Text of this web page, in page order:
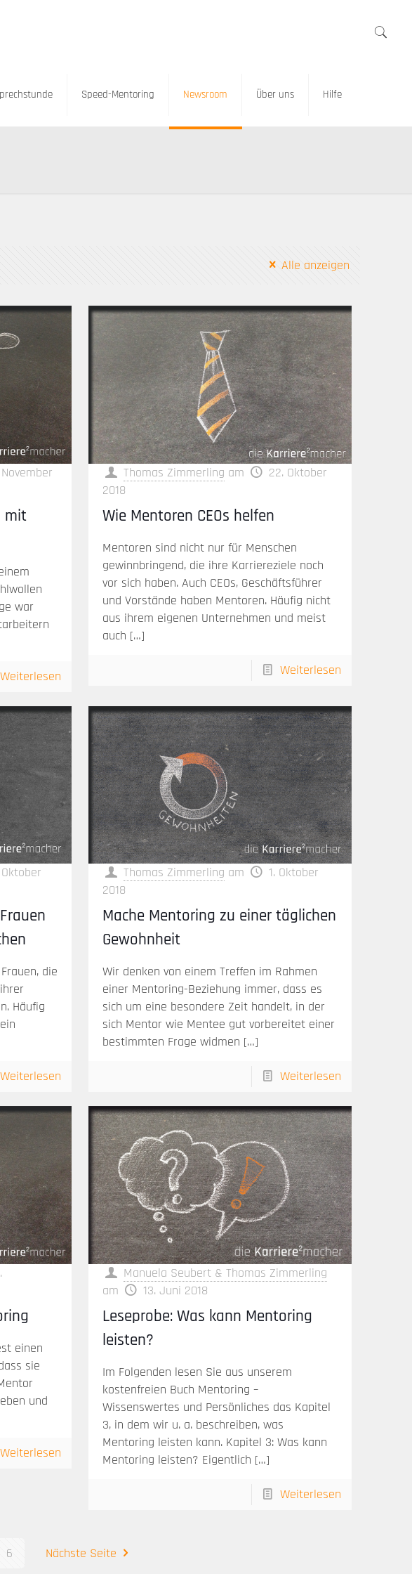
Speed-Mentoring Newsroom Über uns Hilfe
Alle anzeigen
mit
war
Weiterlesen
Thomas Zimmerling am
22. Oktober
2018
Wie Mentoren CEOs helfen
Mentoren sind nicht nur für Menschen
gewinnbringend, die ihre Karriereziele noch
vor sich haben. Auch CEOs, Geschäftsführer
und Vorstände haben Mentoren. Häufig nicht
aus ihrem eigenen Unternehmen und meist
auch […]
Weiterlesen
die
Häufig
Weiterlesen
Thomas Zimmerling am
1. Oktober
2018
Mache Mentoring zu einer täglichen
Gewohnheit
Wir denken von einem Treffen im Rahmen
einer Mentoring-Beziehung immer, dass es
sich um eine besondere Zeit handelt, in der
sich Mentor wie Mentee gut vorbereitet einer
bestimmten Frage widmen […]
Weiterlesen
einen
sie
und
Weiterlesen
Manuela Seubert & Thomas Zimmerling
am
13. Juni 2018
Leseprobe: Was kann Mentoring
leisten?
Im Folgenden lesen Sie aus unserem
kostenfreien Buch Mentoring –
Wissenswertes und Persönliches das Kapitel
3, in dem wir u. a. beschreiben, was
Mentoring leisten kann. Kapitel 3: Was kann
Mentoring leisten? Eigentlich […]
Weiterlesen
6 Nächste Seite